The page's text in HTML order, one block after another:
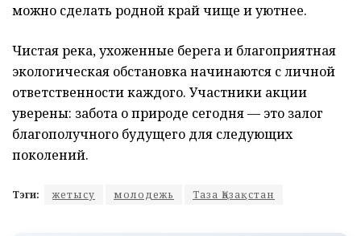
можно сделать родной край чище и уютнее.
Чистая река, ухоженные берега и благоприятная
экологическая обстановка начинаются с личной
ответственности каждого. Участники акции
уверены: забота о природе сегодня — это залог
благополучного будущего для следующих
поколений.
Тэги: жетысу молодежь Таза Қазақстан